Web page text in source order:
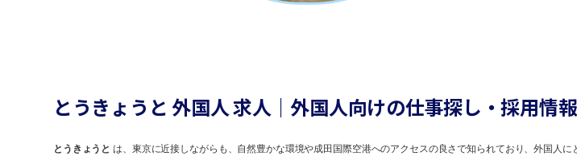
とうきょうと 外国人 求人｜外国人向けの仕事探し・採用情報
とうきょうと は、東京に近接しながらも、自然豊かな環境や成田国際空港へのアクセスの良さで知られており、外国人